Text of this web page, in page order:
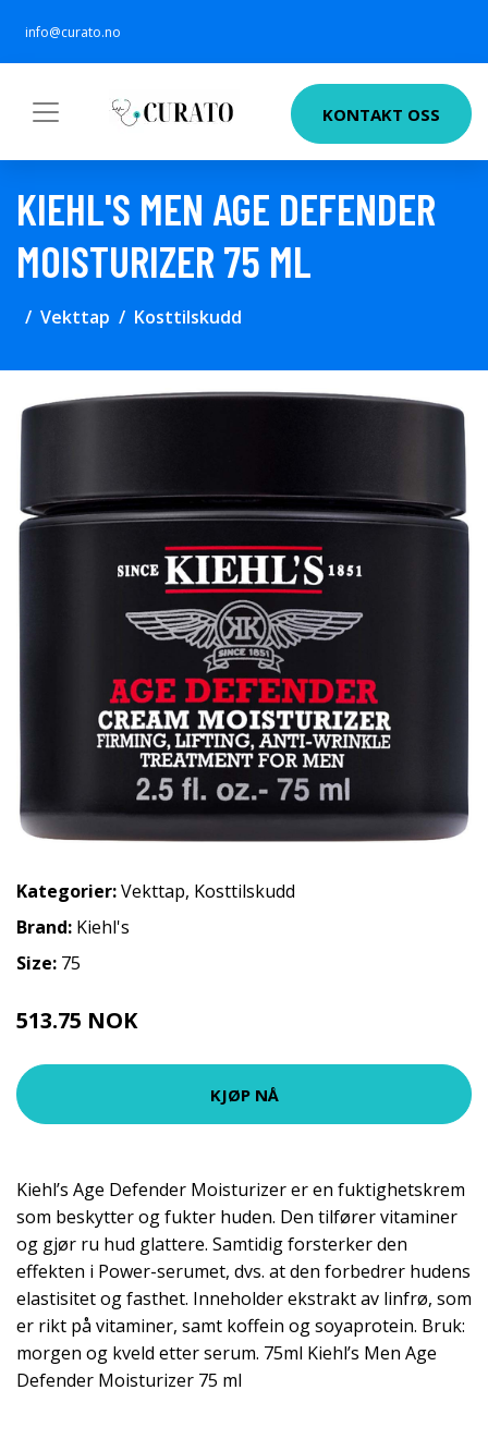
info@curato.no
KONTAKT OSS
KIEHL'S MEN AGE DEFENDER
MOISTURIZER 75 ML
Vekttap Kosttilskudd
Kategorier:Vekttap, Kosttilskudd
Brand: Kiehl's
Size: 75
513.75 NOK
KJØP NÅ
Kiehl’s Age Defender Moisturizer er en fuktighetskrem
som beskytter og fukter huden. Den tilfører vitaminer
og gjør ru hud glattere. Samtidig forsterker den
effekten i Power-serumet, dvs. at den forbedrer hudens
elastisitet og fasthet. Inneholder ekstrakt av linfrø, som
er rikt på vitaminer, samt koffein og soyaprotein. Bruk:
morgen og kveld etter serum. 75ml Kiehl’s Men Age
Defender Moisturizer 75 ml